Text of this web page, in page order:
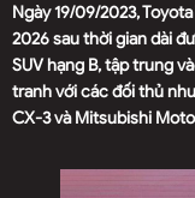
Ngày 19/09/2023,
2026 sau thời gian dài
SUV hạng B, tập trung
tranh với các đối thủ
CX-3 và Mitsubishi